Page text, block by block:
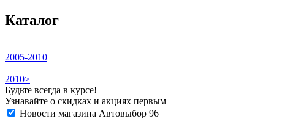
Каталог
2005-2010
2010>
Будьте всегда в курсе!
Узнавайте о скидках и акциях первым
Новости магазина Автовыбор 96